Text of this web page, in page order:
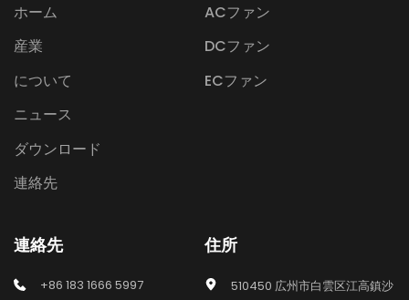
ホーム
産業
について
ニュース
ダウンロード
連絡先
ACファン
DCファン
ECファン
連絡先
+86 183 1666 5997
住所
510450 広州市白雲区江高鎮沙